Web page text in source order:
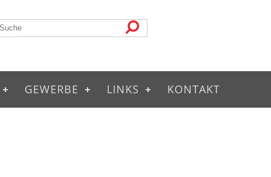
GEWERBE LINKS KONTAKT